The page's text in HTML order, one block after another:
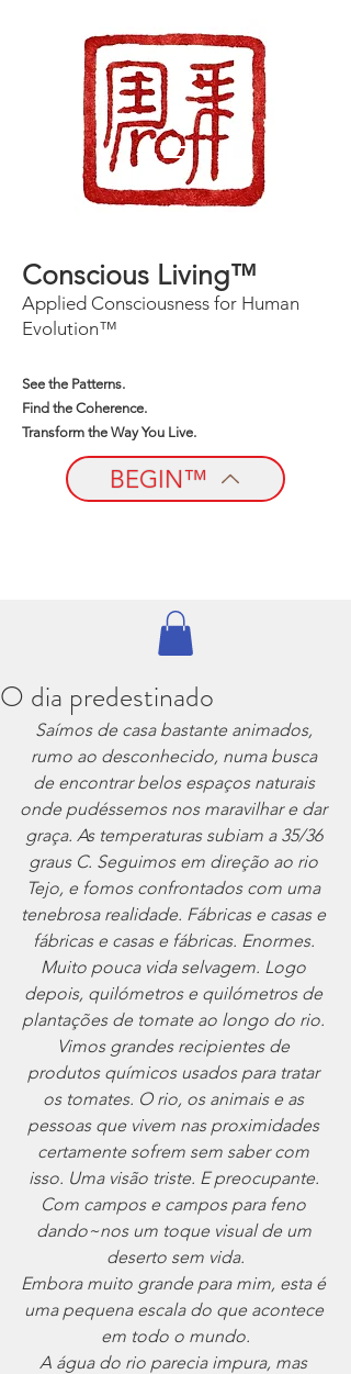
Conscious Living™
Applied Consciousness for Human
Evolution™
See the Patterns.
Find the Coherence.
Transform the Way You Live.
BEGIN™
O dia predestinado
Saímos de casa bastante animados,
rumo ao desconhecido, numa busca
de encontrar belos espaços naturais
onde pudéssemos nos maravilhar e dar
graça. As temperaturas subiam a 35/36
graus C. Seguimos em direção ao rio
Tejo, e fomos confrontados com uma
tenebrosa realidade. Fábricas e casas e
fábricas e casas e fábricas. Enormes.
Muito pouca vida selvagem. Logo
depois, quilómetros e quilómetros de
plantações de tomate ao longo do rio.
Vimos grandes recipientes de
produtos químicos usados ​​para tratar
os tomates. O rio, os animais e as
pessoas que vivem nas proximidades
certamente sofrem sem saber com
isso. Uma visão triste. E preocupante.
Com campos e campos para feno
dando~nos um toque visual de um
deserto sem vida.
Embora muito grande para mim, esta é
uma pequena escala do que acontece
em todo o mundo.
A água do rio parecia impura, mas